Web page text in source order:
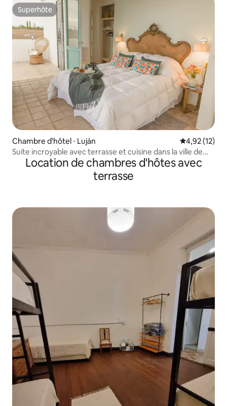
Superhôte
Superhôte
Chambre d'hôtel ⋅ Luján Évaluation
4,92 (12)
Suite incroyable avec terrasse et cuisine dans la ville de
Malbec
Location de chambres d'hôtes avec
terrasse